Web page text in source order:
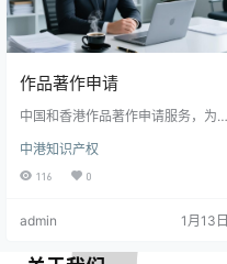
作品著作申请
中国和香港作品著作申请服务，为
权； 包括官费和服务费，并可提供
作品估值服务
中港知识产权
116 0
admin 1月13日